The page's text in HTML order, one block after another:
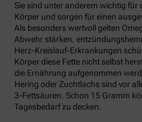
Sie sind unter anderem wichtig für
Körper und sorgen für einen
Als besonders wertvoll gelten
Abwehr stärken,
Herz-Kreislauf-Erkrankungen
Körper diese Fette nicht selbst
die Ernährung aufgenommen
Hering oder Zuchtlachs sind vor
3-Fettsäuren. Schon 15 Gramm
Tagesbedarf zu decken.